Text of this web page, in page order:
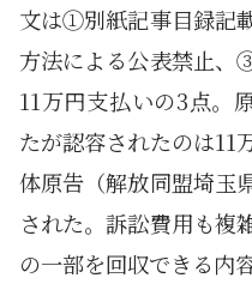
文は①別紙記事目録記
方法による公表禁止、
11万円支払いの3点。
たが認容されたのは11
体原告（解放同盟埼玉
された。訴訟費用も複
の一部を回収できる内